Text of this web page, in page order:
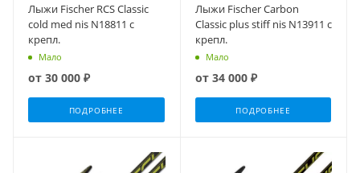
Лыжи Fischer RCS Classic
cold med nis N18811 с
крепл.
Мало
от 30 000 ₽
ПОДРОБНЕЕ
Лыжи Fischer Carbon
Classic plus stiff nis N13911 с
крепл.
Мало
от 34 000 ₽
ПОДРОБНЕЕ